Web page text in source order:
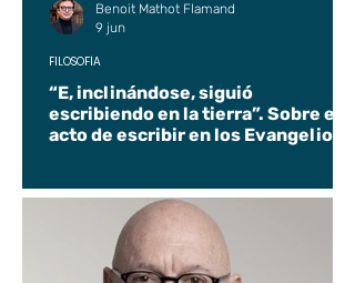
“E, inclinándose, siguió
escribiendo en la tierra”. Sobre el
acto de escribir en los Evangelios.
FILOSOFÍA
Benoit Mathot Flamand
9 jun